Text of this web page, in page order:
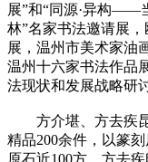
展”和“同源·异构——
林”名家书法邀请展
展，温州市美术家
温州十六家书法作品
法现状和发展战略研
方介堪、方去疾昆
精品200余件，以篆
原石近100方，方去